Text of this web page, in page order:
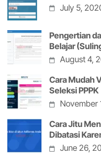
July 5,
Pengertian
Belajar
August 4,
Cara Mudah
Seleksi PPPK
November
Cara Jitu
Dibatasi
June 26,